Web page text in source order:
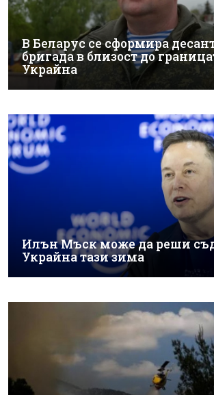
В Беларус се сформира
бригада в близост до
Украйна
Илън Мъск може да реши
Украйна тази зима